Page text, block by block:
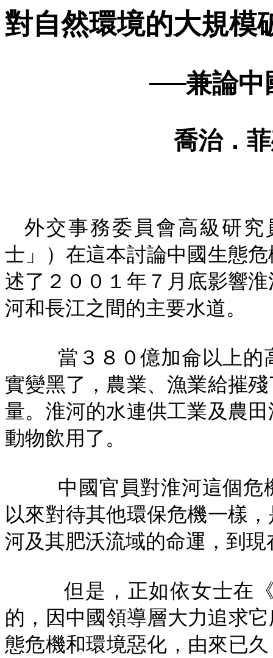
對自然環境的大規模
──兼論中
喬治．
外交事務委員會高級研
士」）在這本討論中國生態
述了２００１年７月底影響
河和長江之間的主要水道。
當３８０億加侖以上的
實變黑了，農業、漁業給摧
量。淮河的水連供工業及農
動物飲用了。
中國官員對淮河這個危
以來對待其他環保危機一樣
河及其肥沃流域的命運，到
但是，正如依女士在
的，因中國領導層大力追求
態危機和環境惡化，由來已